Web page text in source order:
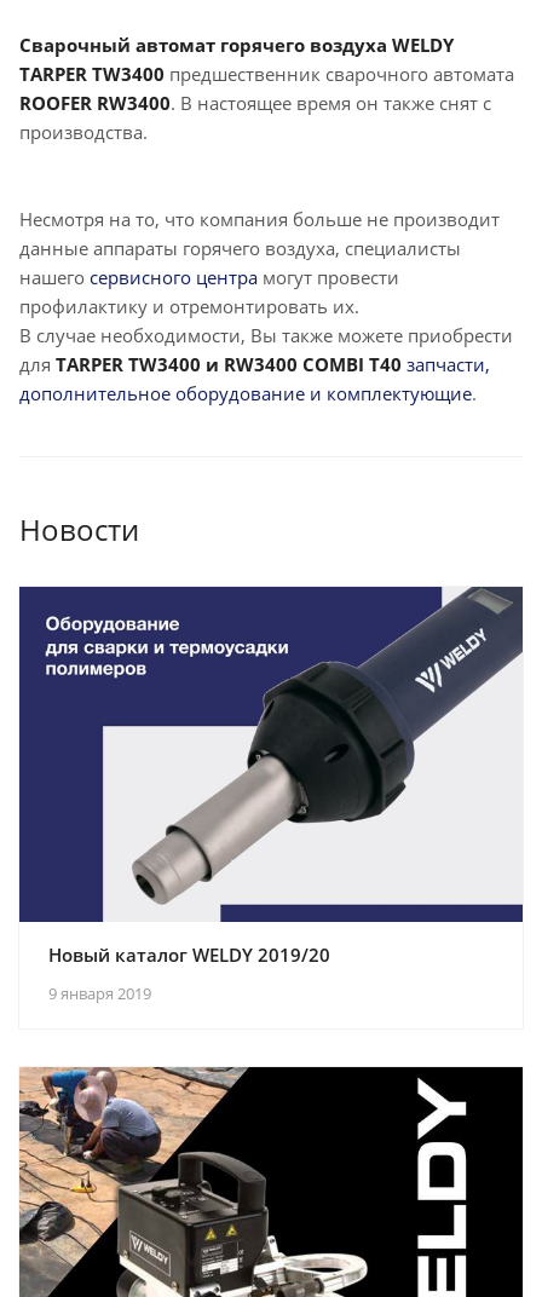
Сварочный автомат горячего воздуха WELDY
TARPER TW3400 предшественник сварочного автомата
ROOFER RW3400. В настоящее время он также снят с
производства.
Несмотря на то, что компания больше не производит
данные аппараты горячего воздуха, специалисты
нашего сервисного центра могут провести
профилактику и отремонтировать их.
В случае необходимости, Вы также можете приобрести
для TARPER TW3400 и RW3400 COMBI T40 запчасти,
дополнительное оборудование и комплектующие.
Новости
9 января 2019
Новый каталог WELDY 2019/20